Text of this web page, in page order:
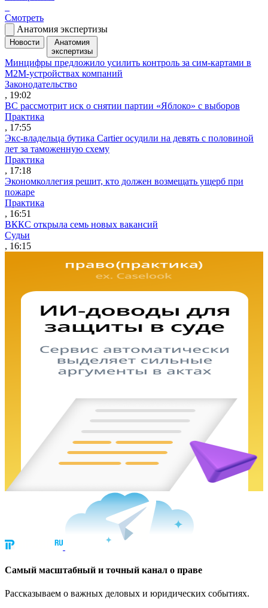
Смотреть
Анатомия экспертизы
Новости
Анатомия
экспертизы
Минцифры предложило усилить контроль за сим-картами в
M2M-устройствах компаний
Законодательство
, 19:02
ВС рассмотрит иск о снятии партии «Яблоко» с выборов
Практика
, 17:55
Экс-владельца бутика Cartier осудили на девять с половиной
лет за таможенную схему
Практика
, 17:18
Экономколлегия решит, кто должен возмещать ущерб при
пожаре
Практика
, 16:51
ВККС открыла семь новых вакансий
Судьи
, 16:15
Cамый масштабный и точный канал о праве
Рассказываем о важных деловых и юридических событиях.